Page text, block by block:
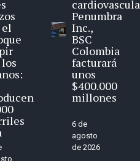
Penumbra
Inc.,
BSC
Colombia
facturará
unos
$400.000
millones
6 de
agosto
de 2026